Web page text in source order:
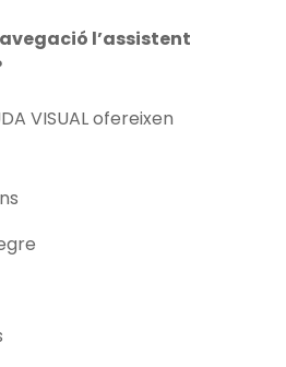
l’assistent
VISUAL ofereixen